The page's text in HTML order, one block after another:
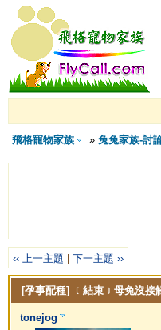
飛格寵物家族 » 兔兔家族-討
‹‹ 上一主題 下一主題 ››
[孕事配種] ﹝結束﹞母兔沒接
tonejog